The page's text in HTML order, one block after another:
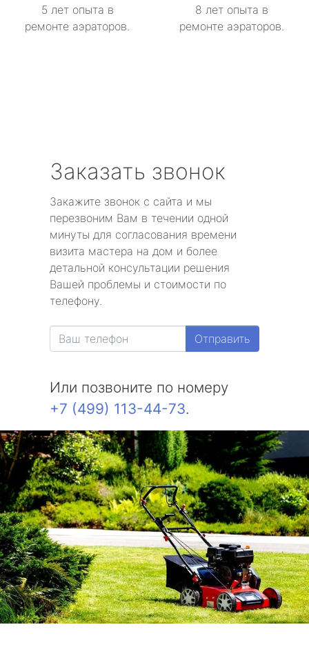
5 лет опыта в
ремонте аэраторов.
8 лет опыта в
ремонте аэраторов.
Заказать звонок
Закажите звонок с сайта и мы
перезвоним Вам в течении одной
минуты для согласования времени
визита мастера на дом и более
детальной консультации решения
Вашей проблемы и стоимости по
телефону.
Отправить
Или позвоните по номеру
+7 (499) 113-44-73.